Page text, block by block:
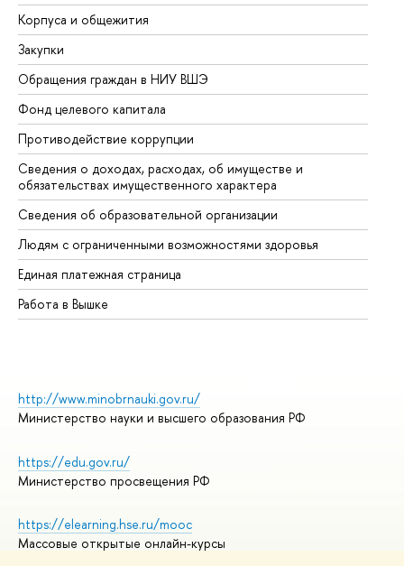
Корпуса и общежития
Закупки
Обращения граждан в НИУ ВШЭ
Фонд целевого капитала
Противодействие коррупции
Сведения о доходах, расходах, об имуществе и
обязательствах имущественного характера
Сведения об образовательной организации
Людям с ограниченными возможностями здоровья
Единая платежная страница
Работа в Вышке
http://www.minobrnauki.gov.ru/
Министерство науки и высшего образования РФ
https://edu.gov.ru/
Министерство просвещения РФ
https://elearning.hse.ru/mooc
Массовые открытые онлайн-курсы